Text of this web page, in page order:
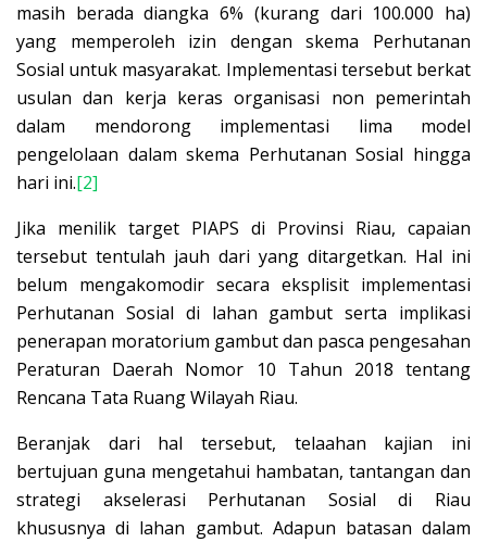
masih berada diangka 6% (kurang dari 100.000 ha)
yang memperoleh izin dengan skema Perhutanan
Sosial untuk masyarakat. Implementasi tersebut berkat
usulan dan kerja keras organisasi non pemerintah
dalam mendorong implementasi lima model
pengelolaan dalam skema Perhutanan Sosial hingga
hari ini.[2]
Jika menilik target PIAPS di Provinsi Riau, capaian
tersebut tentulah jauh dari yang ditargetkan. Hal ini
belum mengakomodir secara eksplisit implementasi
Perhutanan Sosial di lahan gambut serta implikasi
penerapan moratorium gambut dan pasca pengesahan
Peraturan Daerah Nomor 10 Tahun 2018 tentang
Rencana Tata Ruang Wilayah Riau.
Beranjak dari hal tersebut, telaahan kajian ini
bertujuan guna mengetahui hambatan, tantangan dan
strategi akselerasi Perhutanan Sosial di Riau
khususnya di lahan gambut. Adapun batasan dalam